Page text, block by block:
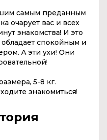
самым преданным
очарует вас и всех
знакомства! И это
спокойным и
А эти ухи! Они
5-8 кг.
знакомиться!